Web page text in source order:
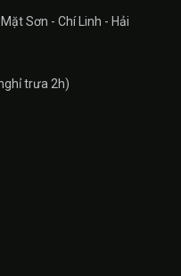
Sơn - Chí Linh - Hải
trưa 2h)